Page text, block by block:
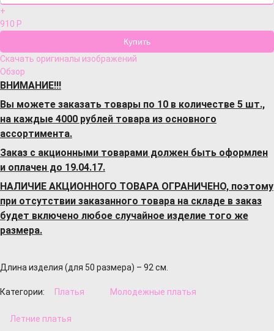
+
910 Р
Скачать оригиналы изображений
Обзор
ВНИМАНИЕ!!!
Вы можете заказать товары по 10 в количестве 5 шт.,
на каждые 4000 рублей товара из основного
ассортимента.
Заказ с акционными товарами должен быть оформлен
и оплачен до 19.04.17.
НАЛИЧИЕ АКЦИОННОГО ТОВАРА ОГРАНИЧЕНО, поэтому
при отсутствии заказанного товара на складе в заказ
будет включено любое случайное изделие того же
размера.
Длина изделия (для 50 размера) – 92 см.
Категории: Платья Молодежные платья
Летние платья